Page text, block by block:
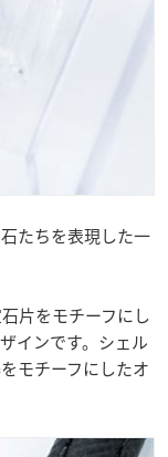
たちを表現した一
片をモチーフにし
インです。シェル
モチーフにしたオ